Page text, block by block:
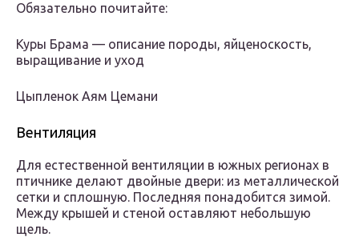
Обязательно почитайте:
Куры Брама — описание породы, яйценоскость,
выращивание и уход
Цыпленок Аям Цемани
Вентиляция
Для естественной вентиляции в южных регионах в
птичнике делают двойные двери: из металлической
сетки и сплошную. Последняя понадобится зимой.
Между крышей и стеной оставляют небольшую
щель.